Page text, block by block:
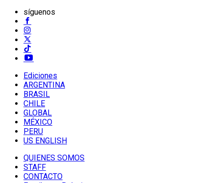
síguenos
Ediciones
ARGENTINA
BRASIL
CHILE
GLOBAL
MÉXICO
PERU
US ENGLISH
QUIENES SOMOS
STAFF
CONTACTO